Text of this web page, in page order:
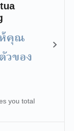
คุณ
วของ
you total